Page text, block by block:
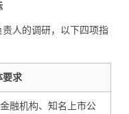
人的调研，以下四项指
要求
融机构、知名上市公